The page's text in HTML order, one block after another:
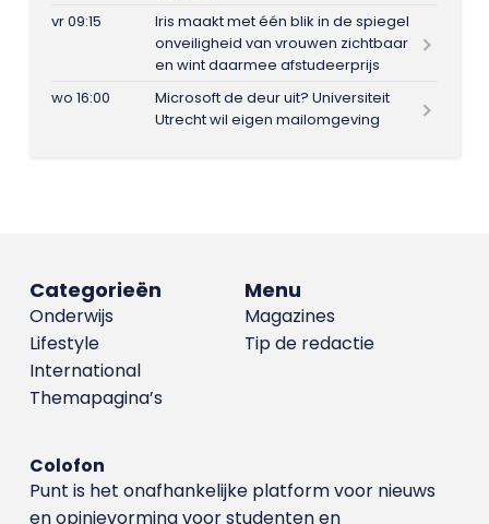
vr 09:15
Iris maakt met één blik in de spiegel
onveiligheid van vrouwen zichtbaar
en wint daarmee afstudeerprijs
wo 16:00
Microsoft de deur uit? Universiteit
Utrecht wil eigen mailomgeving
Menu
Magazines
Tip de redactie
Categorieën
Onderwijs
Lifestyle
International
Themapagina’s
Colofon
Punt is het onafhankelijke platform voor nieuws
en opinievorming voor studenten en